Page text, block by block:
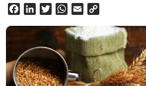
FacebookLinkedInTwitterWhatsApp
Email